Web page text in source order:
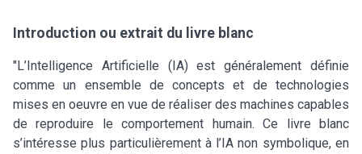
Introduction ou extrait du livre blanc
"L’Intelligence Artificielle (IA) est généralement définie
comme un ensemble de concepts et de technologies
mises en oeuvre en vue de réaliser des machines capables
de reproduire le comportement humain. Ce livre blanc
s’intéresse plus particulièrement à l’IA non symbolique, en